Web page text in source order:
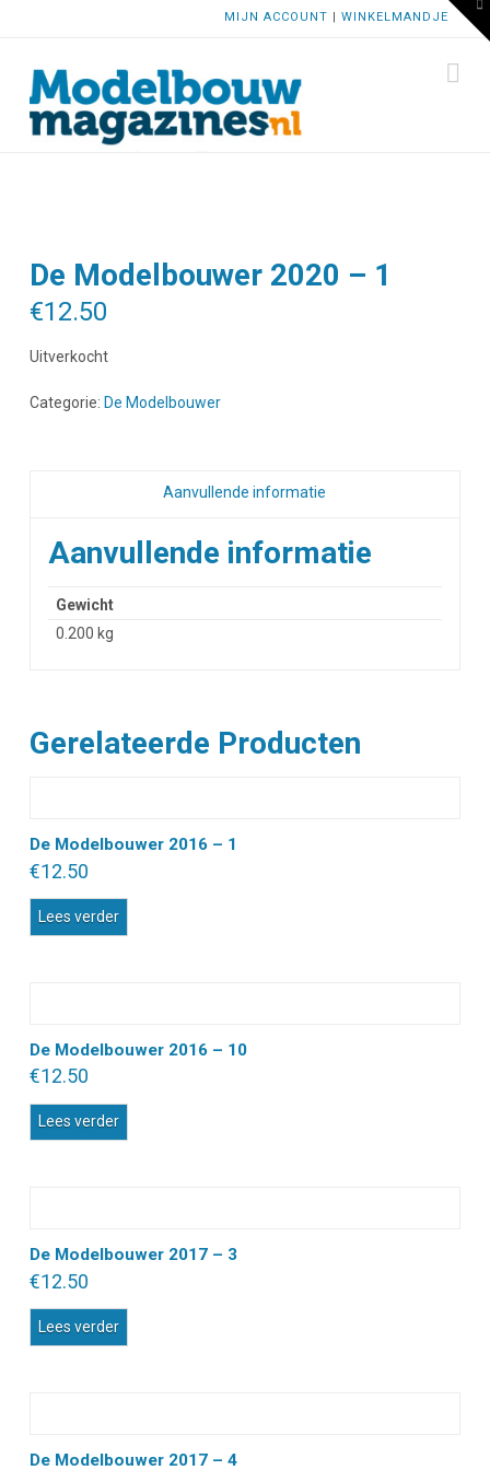
MIJN ACCOUNT |WINKELMANDJE
De Modelbouwer 2020 – 1
€12.50
Uitverkocht
Categorie: De Modelbouwer
Aanvullende informatie
Aanvullende informatie
Gewicht
0.200 kg
Gerelateerde Producten
De Modelbouwer 2016 – 1
€12.50
Lees verder
De Modelbouwer 2016 – 10
€12.50
Lees verder
De Modelbouwer 2017 – 3
€12.50
Lees verder
De Modelbouwer 2017 – 4